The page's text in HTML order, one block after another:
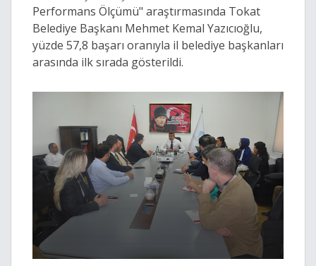
Performans Ölçümü" araştırmasında Tokat
Belediye Başkanı Mehmet Kemal Yazıcıoğlu,
yüzde 57,8 başarı oranıyla il belediye başkanları
arasında ilk sırada gösterildi.